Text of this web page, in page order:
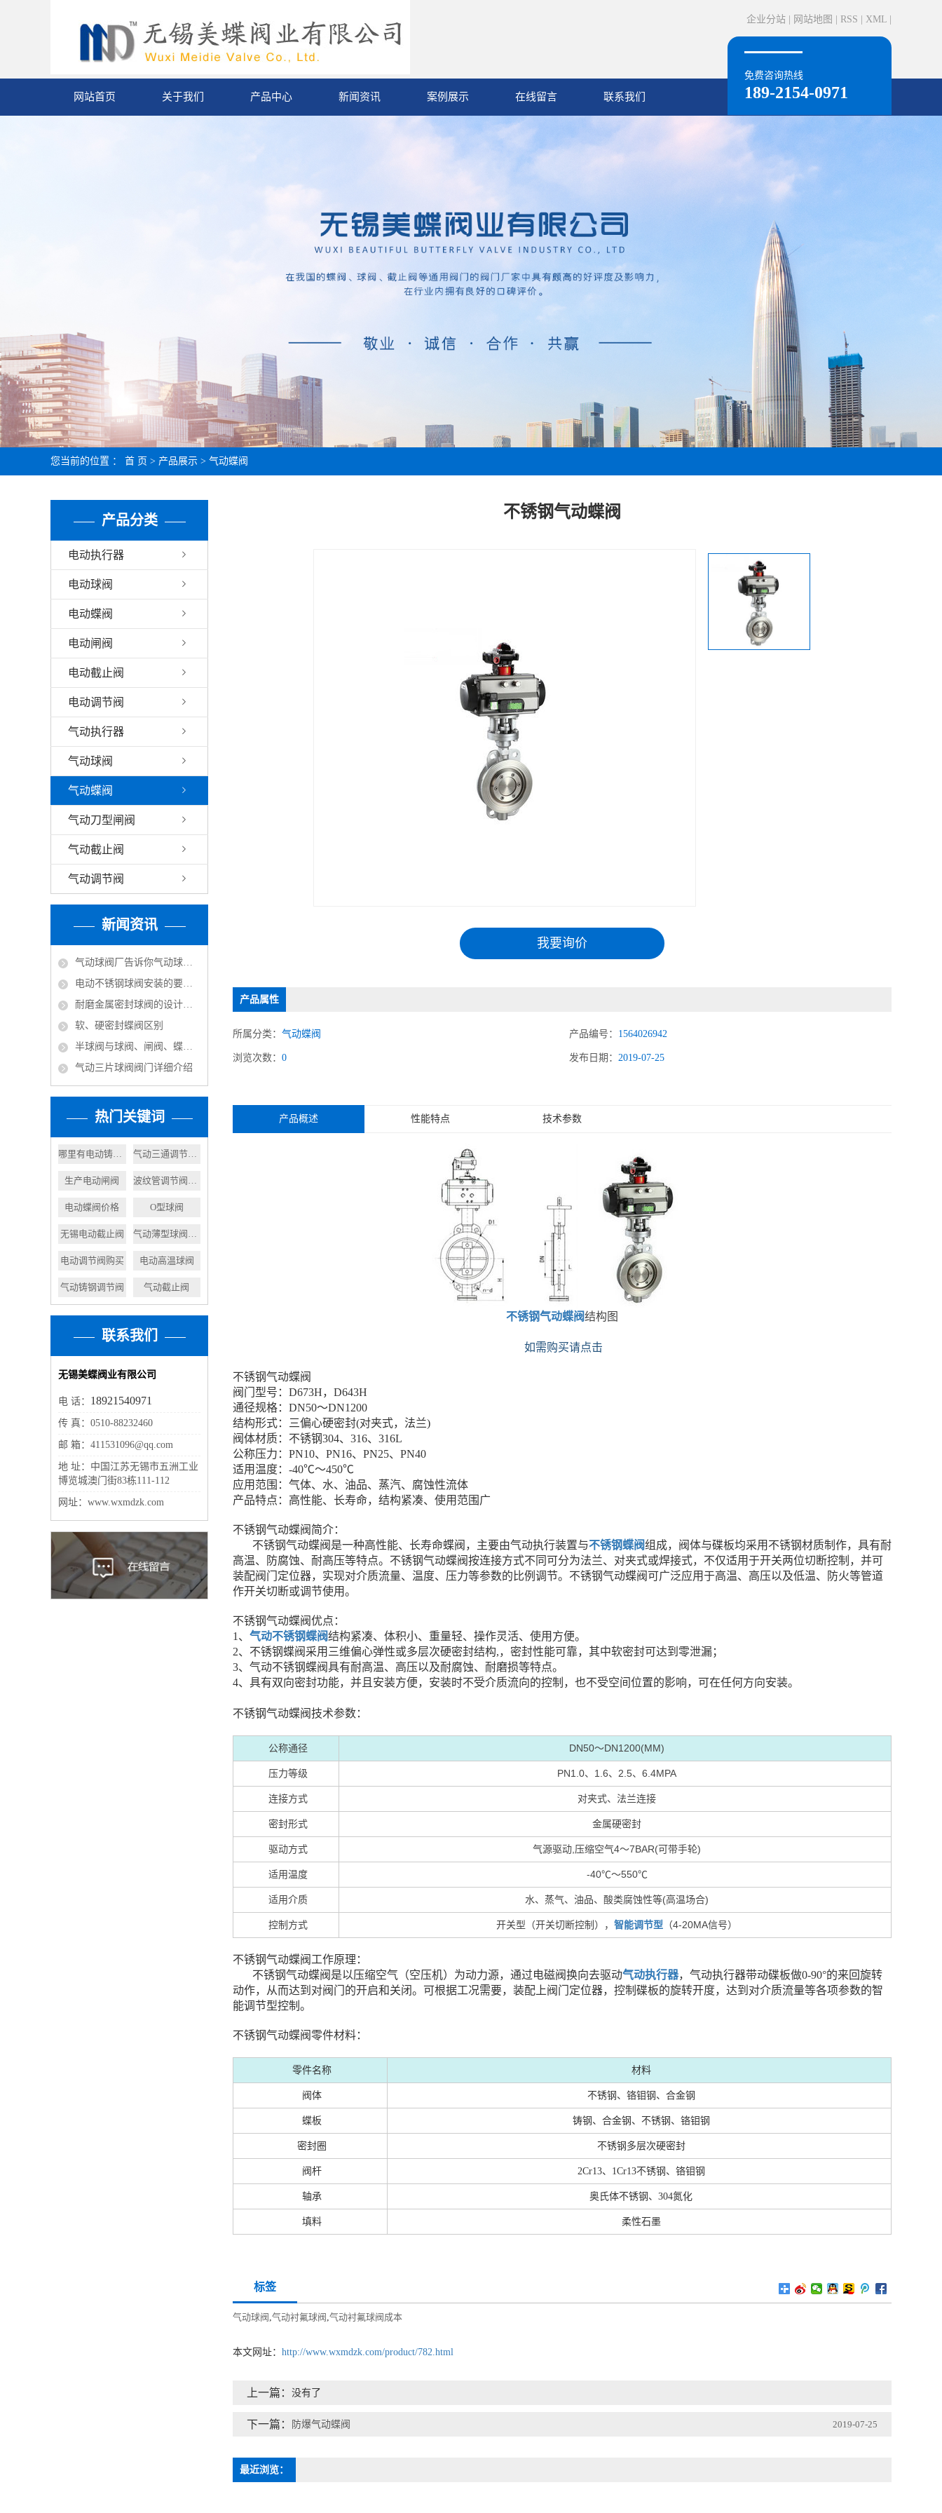
企业分站 网站地图 RSS XML
免费咨询热线
189-2154-0971
网站首页 关于我们 产品中心 新闻资讯 案例展示 在线留言 联系我们
您当前的位置 ： 首 页 > 产品展示 > 气动蝶阀
产品分类
电动执行器
电动球阀
电动蝶阀
电动闸阀
电动截止阀
电动调节阀
气动执行器
气动球阀
气动蝶阀
气动刀型闸阀
气动截止阀
气动调节阀
新闻资讯
气动球阀厂告诉你气动球阀是由截止阀演变而来
电动不锈钢球阀安装的要求以及规范
耐磨金属密封球阀的设计依据
软、硬密封蝶阀区别
半球阀与球阀、闸阀、蝶阀的比较
气动三片球阀阀门详细介绍
热门关键词
哪里有电动铸钢闸阀 气动三通调节阀品牌
生产电动闸阀 波纹管调节阀价格
电动蝶阀价格 O型球阀
无锡电动截止阀 气动薄型球阀报价
电动调节阀购买 电动高温球阀
气动铸钢调节阀 气动截止阀
联系我们
无锡美蝶阀业有限公司
电 话： 18921540971
传 真：0510-88232460
邮 箱：411531096@qq.com
地 址：中国江苏无锡市五洲工业
博览城澳门街83栋111-112
网址：www.wxmdzk.com
不锈钢气动蝶阀
我要询价
产品属性
所属分类：气动蝶阀 产品编号： 1564026942
浏览次数：0 发布日期： 2019-07-25
产品概述 性能特点 技术参数
不锈钢气动蝶阀结构图
如需购买请点击
不锈钢气动蝶阀
阀门型号：D673H，D643H
通径规格：DN50～DN1200
结构形式：三偏心硬密封(对夹式，法兰)
阀体材质：不锈钢304、316、316L
公称压力：PN10、PN16、PN25、PN40
适用温度：-40℃～450℃
应用范围：气体、水、油品、蒸汽、腐蚀性流体
产品特点：高性能、长寿命，结构紧凑、使用范围广
不锈钢气动蝶阀简介：
不锈钢气动蝶阀是一种高性能、长寿命蝶阀，主要由气动执行装置与不锈钢蝶阀组成，阀体与碟板均采用不锈钢材质制作，具有耐
高温、防腐蚀、耐高压等特点。不锈钢气动蝶阀按连接方式不同可分为法兰、对夹式或焊接式，不仅适用于开关两位切断控制，并可
装配阀门定位器，实现对介质流量、温度、压力等参数的比例调节。不锈钢气动蝶阀可广泛应用于高温、高压以及低温、防火等管道
作开关切断或调节使用。
不锈钢气动蝶阀优点：
1、 气动不锈钢蝶阀结构紧凑、体积小、重量轻、操作灵活、使用方便。
2、不锈钢蝶阀采用三维偏心弹性或多层次硬密封结构,，密封性能可靠，其中软密封可达到零泄漏；
3、气动不锈钢蝶阀具有耐高温、高压以及耐腐蚀、耐磨损等特点。
4、具有双向密封功能，并且安装方便，安装时不受介质流向的控制，也不受空间位置的影响，可在任何方向安装。
不锈钢气动蝶阀技术参数：
公称通径 DN50～DN1200(MM)
压力等级 PN1.0、1.6、2.5、6.4MPA
连接方式 对夹式、法兰连接
密封形式 金属硬密封
驱动方式 气源驱动,压缩空气4～7BAR(可带手轮)
适用温度 -40℃～550℃
适用介质 水、蒸气、油品、酸类腐蚀性等(高温场合)
控制方式 开关型（开关切断控制）， 智能调节型 （4-20MA信号）
不锈钢气动蝶阀工作原理：
不锈钢气动蝶阀是以压缩空气（空压机）为动力源，通过电磁阀换向去驱动气动执行器，气动执行器带动碟板做0-90°的来回旋转
动作，从而达到对阀门的开启和关闭。可根据工况需要，装配上阀门定位器，控制碟板的旋转开度，达到对介质流量等各项参数的智
能调节型控制。
不锈钢气动蝶阀零件材料：
零件名称 材料
阀体 不锈钢、铬钼钢、合金钢
蝶板 铸钢、合金钢、不锈钢、铬钼钢
密封圈 不锈钢多层次硬密封
阀杆 2Cr13、1Cr13不锈钢、铬钼钢
轴承 奥氏体不锈钢、304氮化
填料 柔性石墨
标签
气动球阀 ,气动衬氟球阀 ,气动衬氟球阀成本
本文网址： http://www.wxmdzk.com/product/782.html
上一篇： 没有了
下一篇： 防爆气动蝶阀 2019-07-25
最近浏览：